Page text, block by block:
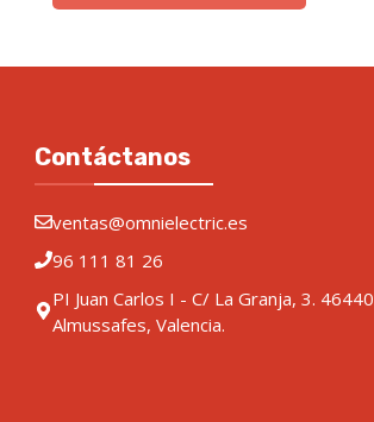
Contáctanos
ventas@omnielectric.es
96 111 81 26
PI Juan Carlos I - C/ La Granja, 3. 46440
Almussafes, Valencia.